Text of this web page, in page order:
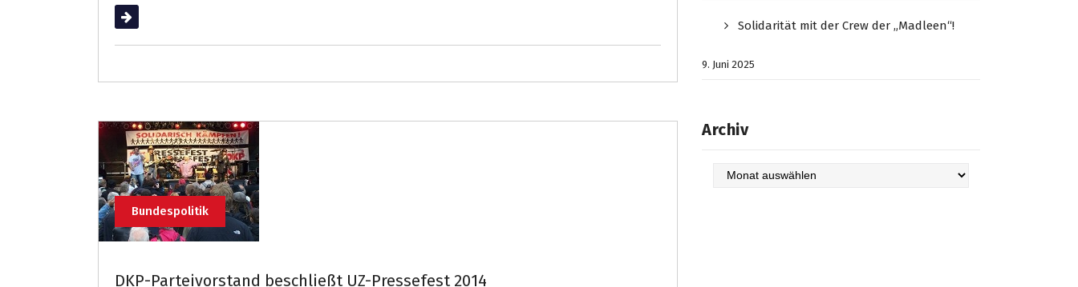
Weiterlesen
Bundespolitik
DKP-Parteivorstand beschließt UZ-Pressefest 2014
Solidarität mit der Crew der „Madleen“!
9. Juni 2025
Archiv
Archiv